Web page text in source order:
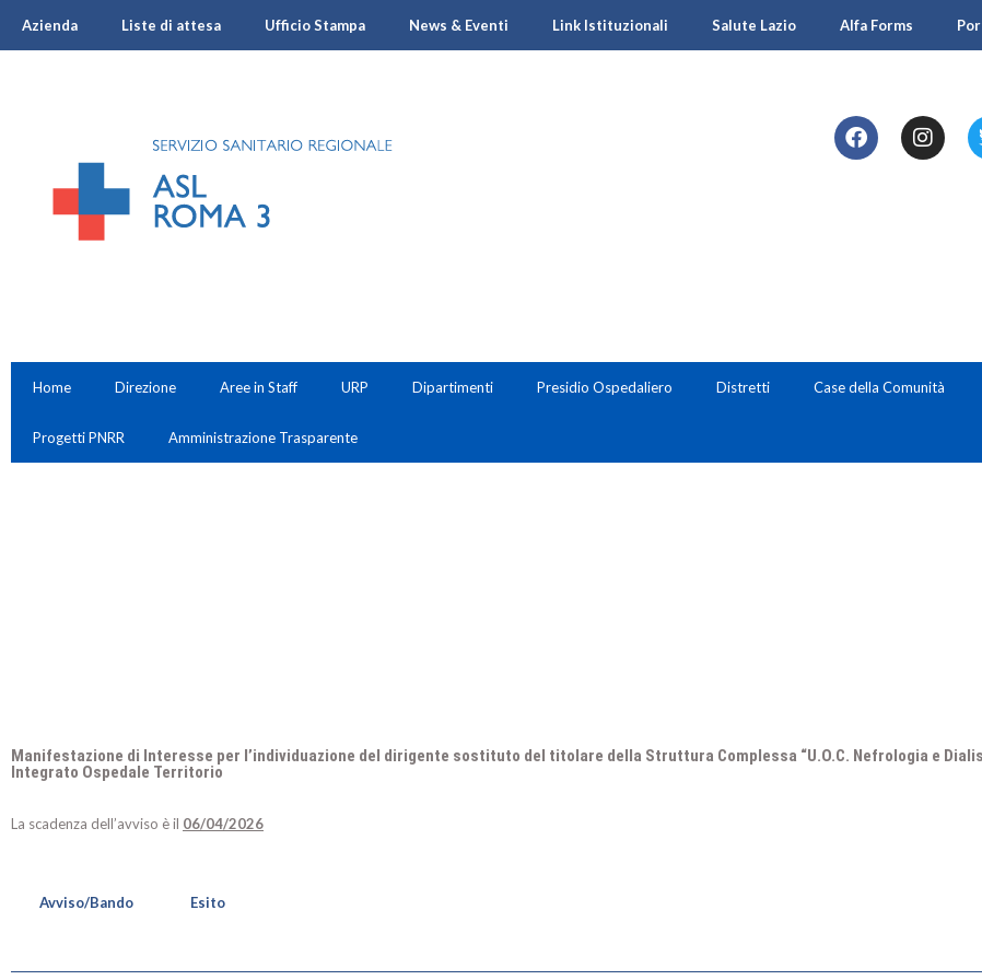
Azienda Liste di attesa Ufficio Stampa News & Eventi Link Istituzionali Salute Lazio Alfa Forms
Home Direzione Aree in Staff URP Dipartimenti Presidio Ospedaliero Distretti Case della Comunità
Progetti PNRR Amministrazione Trasparente
Manifestazione di Interesse per l’individuazione del dirigente sostituto del titolare della Struttura Complessa “U.O.C. Nefrologia e
Integrato Ospedale Territorio
La scadenza dell’avviso è il 06/04/2026
Avviso/Bando Esito